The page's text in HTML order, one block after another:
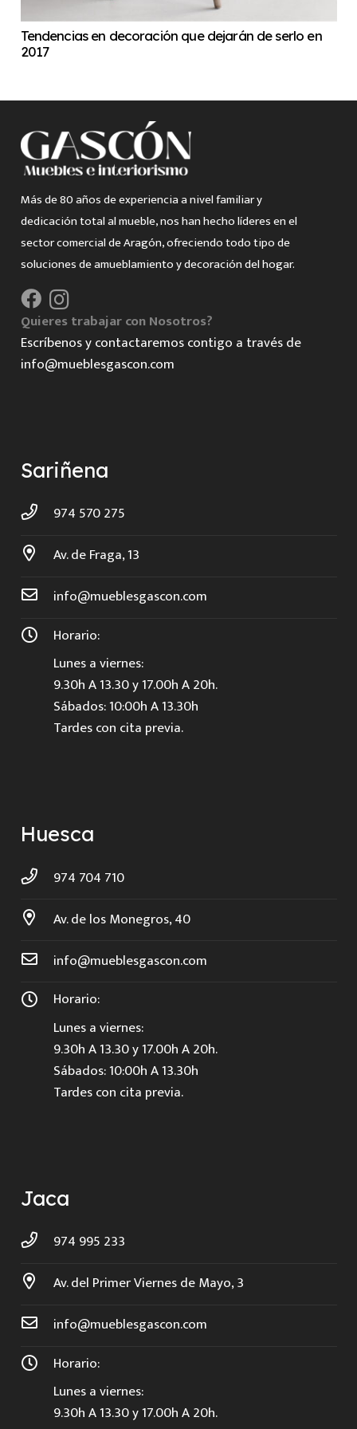
Tendencias en decoración que dejarán de serlo en
2017
Más de 80 años de experiencia a nivel familiar y
dedicación total al mueble, nos han hecho líderes en el
sector comercial de Aragón, ofreciendo todo tipo de
soluciones de amueblamiento y decoración del hogar.
Quieres trabajar con Nosotros?
Escríbenos y contactaremos contigo a través de
info@mueblesgascon.com
Sariñena
974 570 275
Av. de Fraga, 13
info@mueblesgascon.com
Horario:
Lunes a viernes:
9.30h A 13.30 y 17.00h A 20h.
Sábados: 10:00h A 13.30h
Tardes con cita previa.
Huesca
974 704 710
Av. de los Monegros, 40
info@mueblesgascon.com
Horario:
Lunes a viernes:
9.30h A 13.30 y 17.00h A 20h.
Sábados: 10:00h A 13.30h
Tardes con cita previa.
Jaca
974 995 233
Av. del Primer Viernes de Mayo, 3
info@mueblesgascon.com
Horario:
Lunes a viernes:
9.30h A 13.30 y 17.00h A 20h.